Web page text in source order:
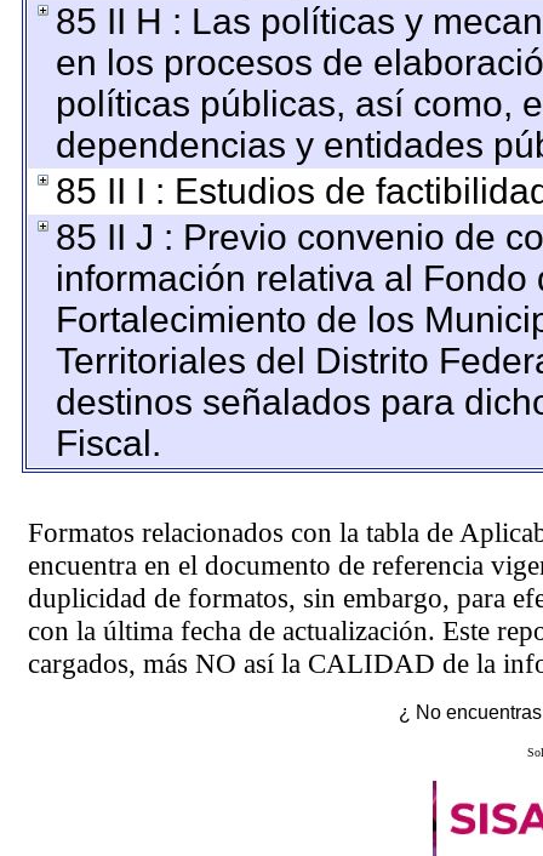
85 II H : Las políticas y
en los procesos de
políticas públicas, así como,
dependencias y entidades
85 II I : Estudios de
85 II J : Previo convenio de
información relativa al
Fortalecimiento de los
Territoriales del Distrito
destinos señalados para
Fiscal.
Formatos relacionados con la tabla de
encuentra en el documento de referencia
duplicidad de formatos, sin embargo, para
con la última fecha de actualización. Este
cargados, más NO así la CALIDAD de la
¿ No